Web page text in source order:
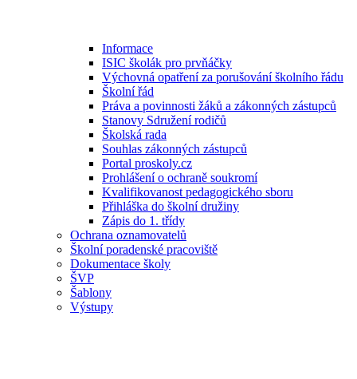
Informace
ISIC školák pro prvňáčky
Výchovná opatření za porušování školního řádu
Školní řád
Práva a povinnosti žáků a zákonných zástupců
Stanovy Sdružení rodičů
Školská rada
Souhlas zákonných zástupců
Portal proskoly.cz
Prohlášení o ochraně soukromí
Kvalifikovanost pedagogického sboru
Přihláška do školní družiny
Zápis do 1. třídy
Ochrana oznamovatelů
Školní poradenské pracoviště
Dokumentace školy
ŠVP
Šablony
Výstupy